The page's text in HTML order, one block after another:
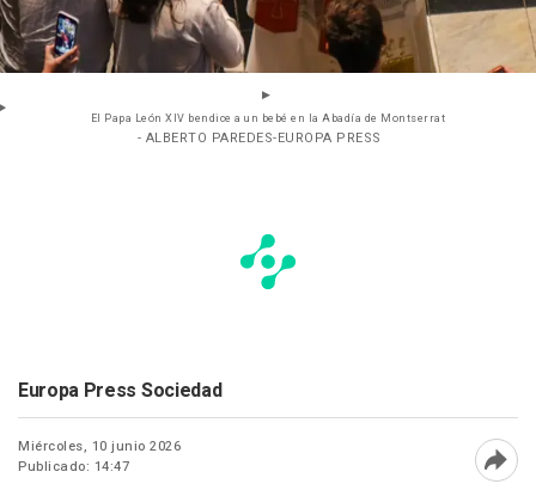
El Papa León XIV bendice a un bebé en la Abadía de Montserrat
- ALBERTO PAREDES-EUROPA PRESS
Europa Press Sociedad
Miércoles, 10 junio 2026
Publicado: 14:47